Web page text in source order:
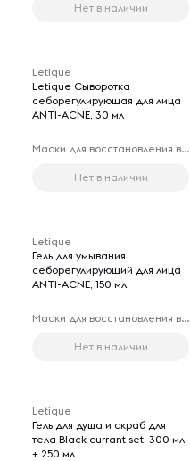
Нет в наличии
Letique
Letique Сыворотка
себорегулирующая для лица
ANTI-ACNE, 30 мл
Маски для восстановления волос
Нет в наличии
Letique
Гель для умывания
себорегулирующий для лица
ANTI-ACNE, 150 мл
Маски для восстановления волос
Нет в наличии
Letique
Гель для душа и скраб для
тела Black currant set, 300 мл
+ 250 мл